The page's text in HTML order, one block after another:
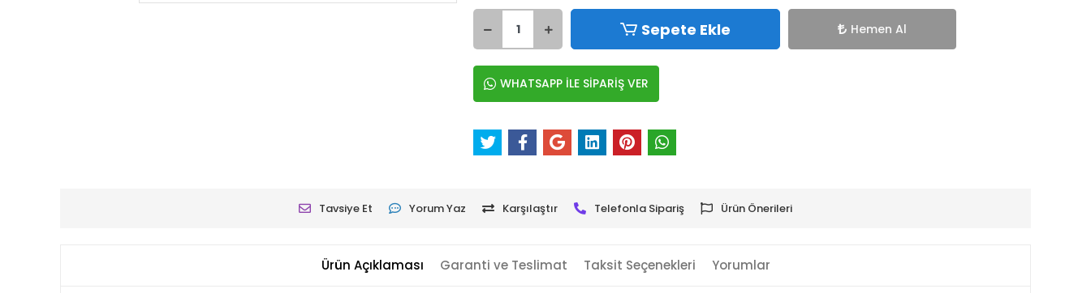
Sepete Ekle Hemen Al
WHATSAPP İLE SİPARİŞ VER
Tavsiye Et Yorum Yaz Karşılaştır Telefonla Sipariş Ürün Önerileri
Ürün Açıklaması Garanti ve Teslimat Taksit Seçenekleri Yorumlar